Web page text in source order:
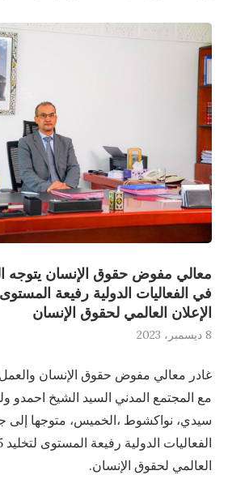
معالي مفوض حقوق الإنسان يتوجه
الإعلان العالمي لحقوق الإنسان
8 ديسمبر، 2023
غادر معالي مفوض حقوق الإنسان والعمل
مع المجتمع المدني السيد الشيخ احمدو
سيدي، نواكشوط ،الخميس، متوجها إلى
العالمي لحقوق الإنسان.